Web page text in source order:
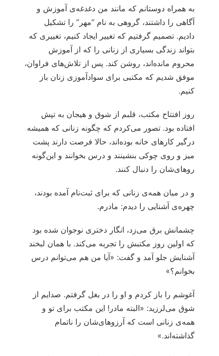
به همراه دوستانم که مانند من دغدغه‌ی آموزش و
آگاهی را داشتند، گروهی به نام “مهر” را تشکیل
دادیم. تصمیم گرفتیم که تغییر ایجاد کنیم، تغییری که
بتواند زندگی بسیاری از زنانی را که از آموزش
محروم مانده‌اند، روشن کند. پس از تلاش‌های فراوان،
موفق شدیم که مکتبی برای سوادآموزی زنان باز
کنیم.
روز افتتاح مکتب، قلبم از شوق و هیجان به تپش
افتاده بود. تصور می‌کردم که چگونه زنانی که همیشه
درگیر کارهای خانه بوده‌اند، حالا فرصت دارند پشت
میز و روی چوکی بنشینند و درس بخوانند و این‌گونه
روهای‌شان را دنبال کنند.
و در میان همه‌ی زنانی که برای ثبت‌نام آمده بودند،
چهره‌ی آشنایی را دیدم: مادرم.
چشمانش برق می‌زد، انگار دختری نوجوان شده بود
که اولین روز مکتبش را تجربه می‌کند. با همان لبخند
آشنایش جلو آمد و گفت: «آیا من هم می‌توانم درس
بخوانم؟»
آغوشم را باز کردم و او را در بغل گرفتم. صدایم از
شوق می‌لرزید: «البته مادر! این مکتب برای تو و
همه‌ی زنانی است که آرزوهای‌شان را ناتمام
گذاشته‌اند.»